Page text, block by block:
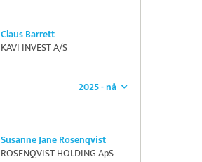
Claus Barrett
KAVI INVEST A/S
2025 - nå
Susanne Jane Rosenqvist
ROSENQVIST HOLDING ApS